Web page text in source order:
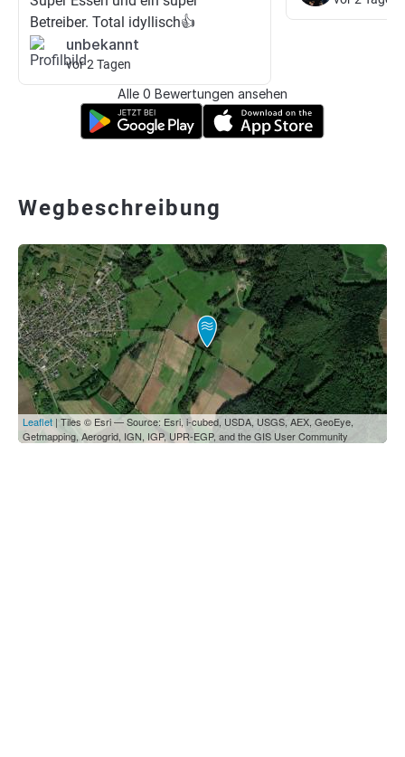
Betreiber. Total idyllisch👍
unbekannt
vor 2 Tagen
Alle 0 Bewertungen ansehen
Wegbeschreibung
Leaflet | Tiles © Esri — Source: Esri, i-cubed, USDA, USGS, AEX, GeoEye,
Getmapping, Aerogrid, IGN, IGP, UPR-EGP, and the GIS User Community